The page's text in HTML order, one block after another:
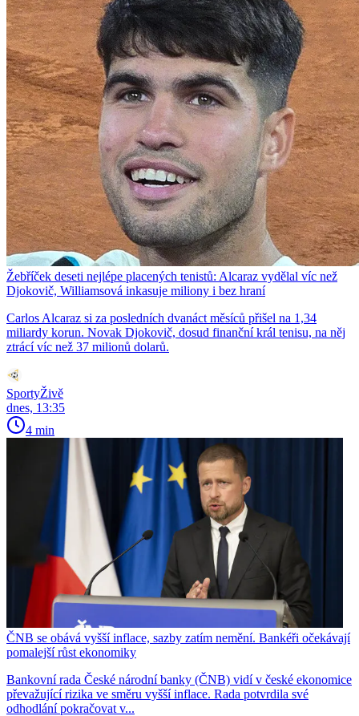
Žebříček deseti nejlépe placených tenistů: Alcaraz vydělal víc než
Djokovič, Williamsová inkasuje miliony i bez hraní
Carlos Alcaraz si za posledních dvanáct měsíců přišel na 1,34
miliardy korun. Novak Djokovič, dosud finanční král tenisu, na něj
ztrácí víc než 37 milionů dolarů.
SportyŽivě
dnes, 13:35
4 min
ČNB se obává vyšší inflace, sazby zatím nemění. Bankéři očekávají
pomalejší růst ekonomiky
Bankovní rada České národní banky (ČNB) vidí v české ekonomice
převažující rizika ve směru vyšší inflace. Rada potvrdila své
odhodlání pokračovat v...